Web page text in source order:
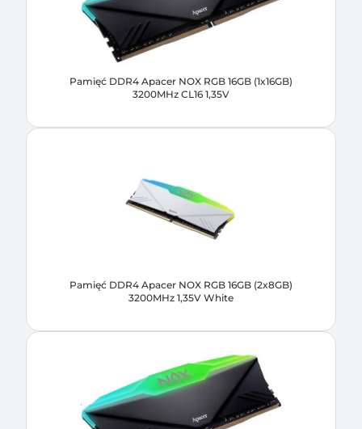
Pamięć DDR4 Apacer NOX RGB 16GB (1x16GB)
3200MHz CL16 1,35V
Pamięć DDR4 Apacer NOX RGB 16GB (2x8GB)
3200MHz 1,35V White